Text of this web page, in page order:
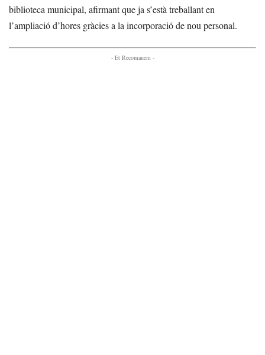
biblioteca municipal, afirmant que ja s’està treballant en
l’ampliació d’hores gràcies a la incorporació de nou personal.
- Et Recomanem -